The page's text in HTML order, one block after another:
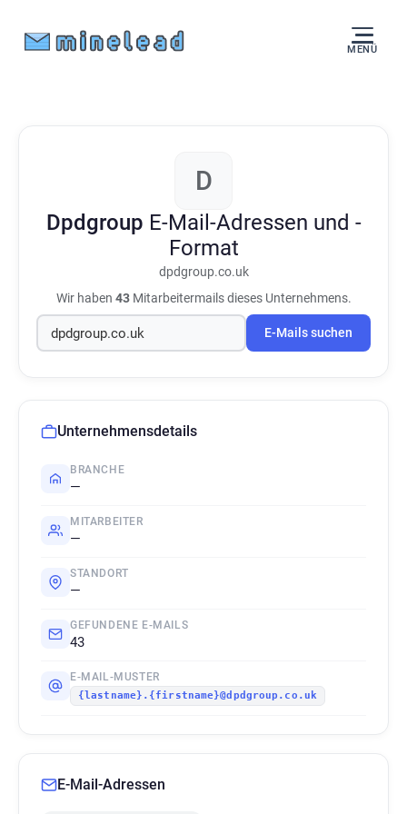
MENÜ
D
Dpdgroup E-Mail-Adressen und -
Format
dpdgroup.co.uk
Wir haben 43Mitarbeitermails dieses Unternehmens.
E-Mails suchen
Unternehmensdetails
BRANCHE
—
MITARBEITER
—
STANDORT
—
GEFUNDENE E-MAILS
43
E-MAIL-MUSTER
{lastname}.{firstname}@dpdgroup.co.uk
E-Mail-Adressen